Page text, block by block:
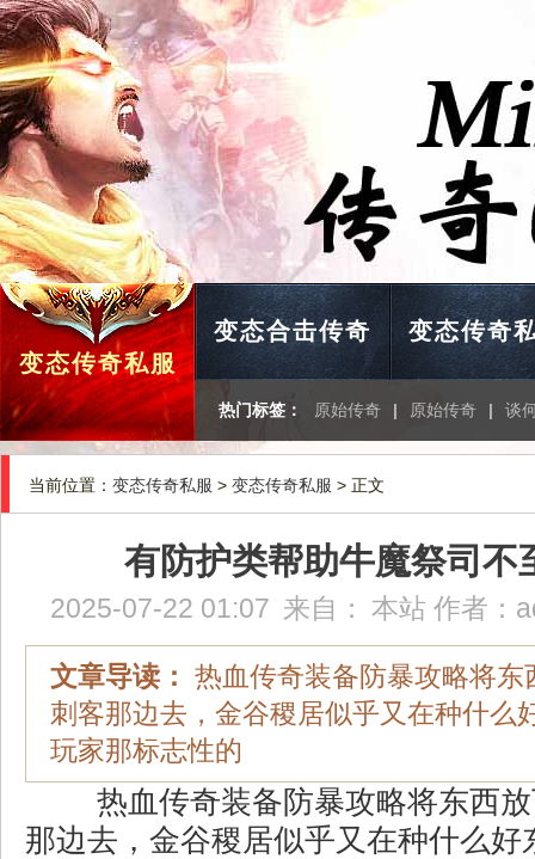
变态传奇私服
变态合击传奇 变态传奇
热门标签： 原始传奇 | 原始传奇 | 谈
当前位置： 变态传奇私服 > 变态传奇私服 > 正文
有防护类帮助牛魔祭司不
2025-07-22 01:07 来自： 本站 作者：
文章导读： 热血传奇装备防暴攻略将东
刺客那边去，金谷稷居似乎又在种什么
玩家那标志性的
热血传奇装备防暴攻略将东西
那边去，金谷稷居似乎又在种什么好